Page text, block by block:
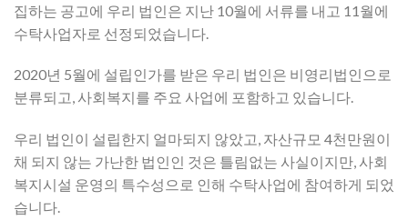
집하는 공고에 우리 법인은 지난 10월에 서류를 내고 11월에
수탁사업자로 선정되었습니다.
2020년 5월에 설립인가를 받은 우리 법인은 비영리법인으로
분류되고, 사회복지를 주요 사업에 포함하고 있습니다.
우리 법인이 설립한지 얼마되지 않았고, 자산규모 4천만원이
채 되지 않는 가난한 법인인 것은 틀림없는 사실이지만, 사회
복지시설 운영의 특수성으로 인해 수탁사업에 참여하게 되었
습니다.